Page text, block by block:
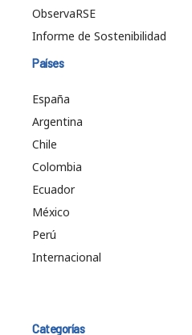
ObservaRSE
Informe de Sostenibilidad
Países
España
Argentina
Chile
Colombia
Ecuador
México
Perú
Internacional
Categorías